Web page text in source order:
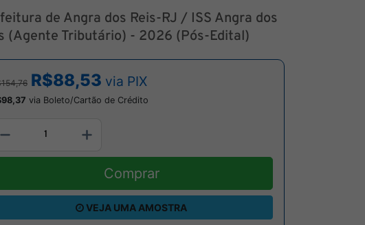
de Angra dos Reis-RJ / ISS Angra dos
(Agente Tributário) - 2026 (Pós-Edital)
R$88,53 via PIX
via Boleto/Cartão de Crédito
Comprar
VEJA UMA AMOSTRA